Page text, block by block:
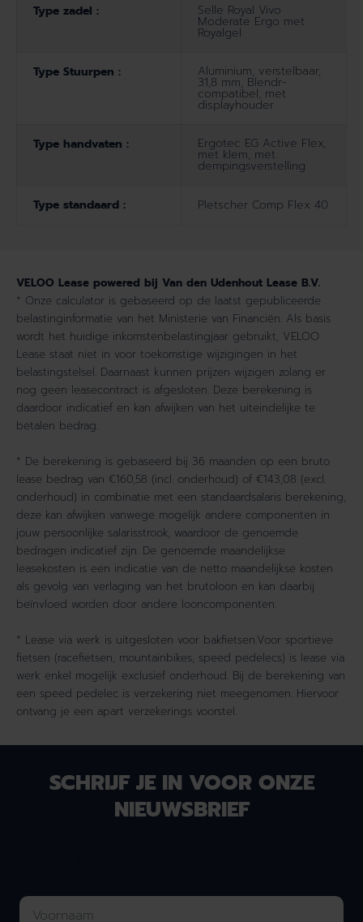
Type zadel : Selle Royal Vivo
Moderate Ergo met
Royalgel
Type Stuurpen : Aluminium, verstelbaar,
31,8 mm, Blendr-
compatibel, met
displayhouder
Type handvaten : Ergotec EG Active Flex,
met klem, met
dempingsverstelling
Type standaard : Pletscher Comp Flex 40
VELOO Lease powered bij Van den Udenhout Lease B.V.
* Onze calculator is gebaseerd op de laatst gepubliceerde
belastinginformatie van het Ministerie van Financiën. Als basis
wordt het huidige inkomstenbelastingjaar gebruikt, VELOO
Lease staat niet in voor toekomstige wijzigingen in het
belastingstelsel. Daarnaast kunnen prijzen wijzigen zolang er
nog geen leasecontract is afgesloten. Deze berekening is
daardoor indicatief en kan afwijken van het uiteindelijke te
betalen bedrag.
* De berekening is gebaseerd bij 36 maanden op een bruto
lease bedrag van €160,58 (incl. onderhoud) of €143,08 (excl.
onderhoud) in combinatie met een standaardsalaris berekening,
deze kan afwijken vanwege mogelijk andere componenten in
jouw persoonlijke salarisstrook, waardoor de genoemde
bedragen indicatief zijn. De genoemde maandelijkse
leasekosten is een indicatie van de netto maandelijkse kosten
als gevolg van verlaging van het brutoloon en kan daarbij
beïnvloed worden door andere looncomponenten.
* Lease via werk is uitgesloten voor bakfietsen.Voor sportieve
fietsen (racefietsen, mountainbikes, speed pedelecs) is lease via
werk enkel mogelijk exclusief onderhoud. Bij de berekening van
een speed pedelec is verzekering niet meegenomen. Hiervoor
ontvang je een apart verzekerings voorstel.
SCHRIJF JE IN VOOR ONZE
NIEUWSBRIEF